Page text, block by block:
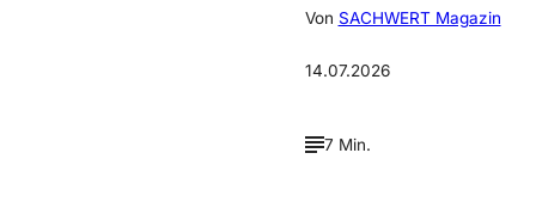
Von SACHWERT Magazin
14.07.2026
7 Min.